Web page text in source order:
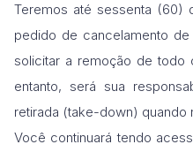
Teremos até sessenta (60)
pedido de cancelamento
solicitar a remoção de todo
entanto, será sua
retirada (take-down) quando
Você continuará tendo